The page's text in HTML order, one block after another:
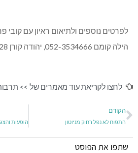
לפרטים נוספים ולתיאום ראיון עם קובי
הילה קומם 052-3534666, יהודה קורן 052-3350928.
לחצו לקריאת עוד מאמרים של >>
הקודם
התפוח לא נפל רחוק מניוטון
שתפו את הפוסט